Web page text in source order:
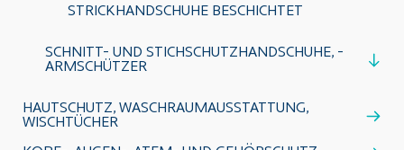
STRICKHANDSCHUHE BESCHICHTET
SCHNITT- UND STICHSCHUTZHANDSCHUHE, -
ARMSCHÜTZER
HAUTSCHUTZ, WASCHRAUMAUSSTATTUNG,
WISCHTÜCHER